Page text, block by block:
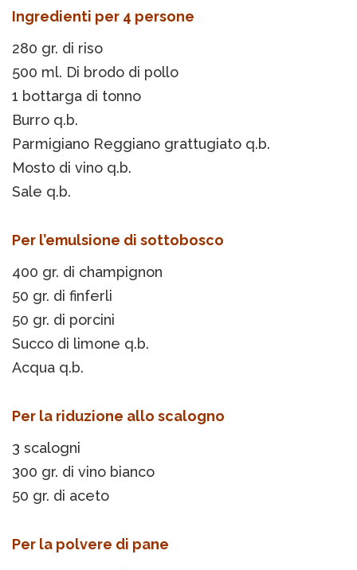
Ingredienti per 4 persone
280 gr. di riso
500 ml. Di brodo di pollo
1 bottarga di tonno
Burro q.b.
Parmigiano Reggiano grattugiato q.b.
Mosto di vino q.b.
Sale q.b.
Per l’emulsione di sottobosco
400 gr. di champignon
50 gr. di finferli
50 gr. di porcini
Succo di limone q.b.
Acqua q.b.
Per la riduzione allo scalogno
3 scalogni
300 gr. di vino bianco
50 gr. di aceto
Per la polvere di pane